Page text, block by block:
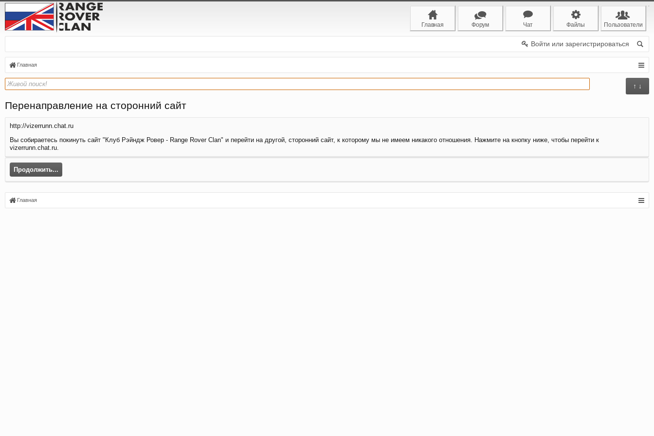
Главная Форум Чат Файлы Пользователи
Войти или зарегистрироваться
Главная
↑ ↓
Перенаправление на сторонний сайт
http://vizerrunn.chat.ru
Вы собираетесь покинуть сайт "Клуб Рэйндж Ровер - Range Rover Clan" и перейти на другой, сторонний сайт, к которому мы не имеем никакого отношения. Нажмите на кнопку ниже, чтобы перейти к
vizerrunn.chat.ru.
Продолжить...
Главная